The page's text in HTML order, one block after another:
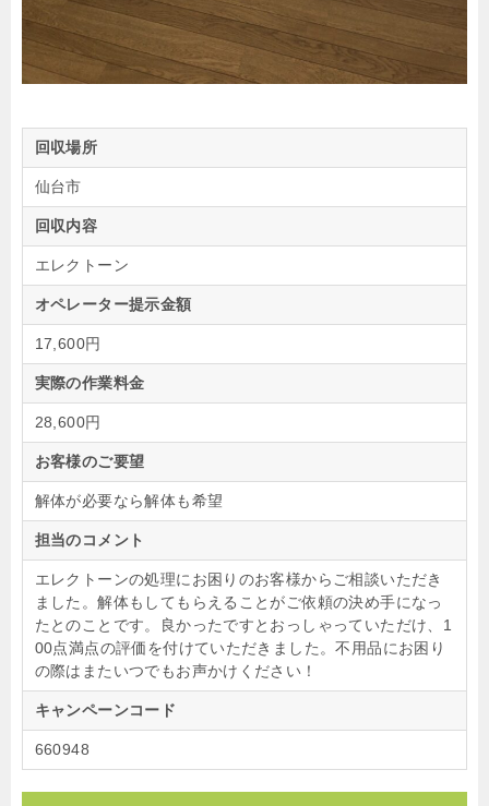
回収場所
仙台市
回収内容
エレクトーン
オペレーター提示金額
17,600円
実際の作業料金
28,600円
お客様のご要望
解体が必要なら解体も希望
担当のコメント
エレクトーンの処理にお困りのお客様からご相談いただき
ました。解体もしてもらえることがご依頼の決め手になっ
たとのことです。良かったですとおっしゃっていただけ、1
00点満点の評価を付けていただきました。不用品にお困り
の際はまたいつでもお声かけください！
キャンペーンコード
660948